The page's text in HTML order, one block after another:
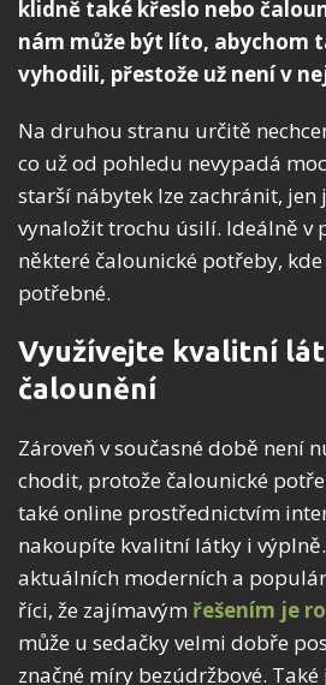
klidně také křeslo nebo
nám může být líto, abychom
vyhodili, přestože už není v
Na druhou stranu určitě
co už od pohledu nevypadá
starší nábytek lze zachránit,
vynaložit trochu úsilí. Ideálně v
některé čalounické potřeby,
potřebné.
Využívejte kvalitní
čalounění
Zároveň v současné době není
chodit, protože čalounické
také online prostřednictvím
nakoupíte kvalitní látky i
aktuálních moderních a
říci, že zajímavým řešením je
může u sedačky velmi dobře
značné míry bezúdržbové.